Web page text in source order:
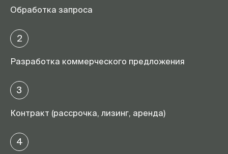
Обработка запроса
2
Разработка коммерческого предложения
3
Контракт (рассрочка, лизинг, аренда)
4